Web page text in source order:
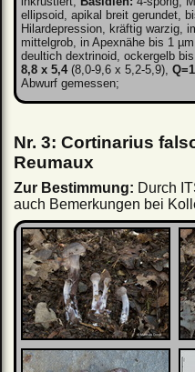
ellipsoid, apikal breit gerundet,
Hilardepression, kräftig warzig,
mittelgrob, in Apexnähe bis 1
deultich dextrinoid, ockergelb
8,8 x 5,4(8,0-9,6 x 5,2-5,9),
Abwurf gemessen;
Nr. 3: Cortinarius
Reumaux
Zur Bestimmung: Durch
auch Bemerkungen bei